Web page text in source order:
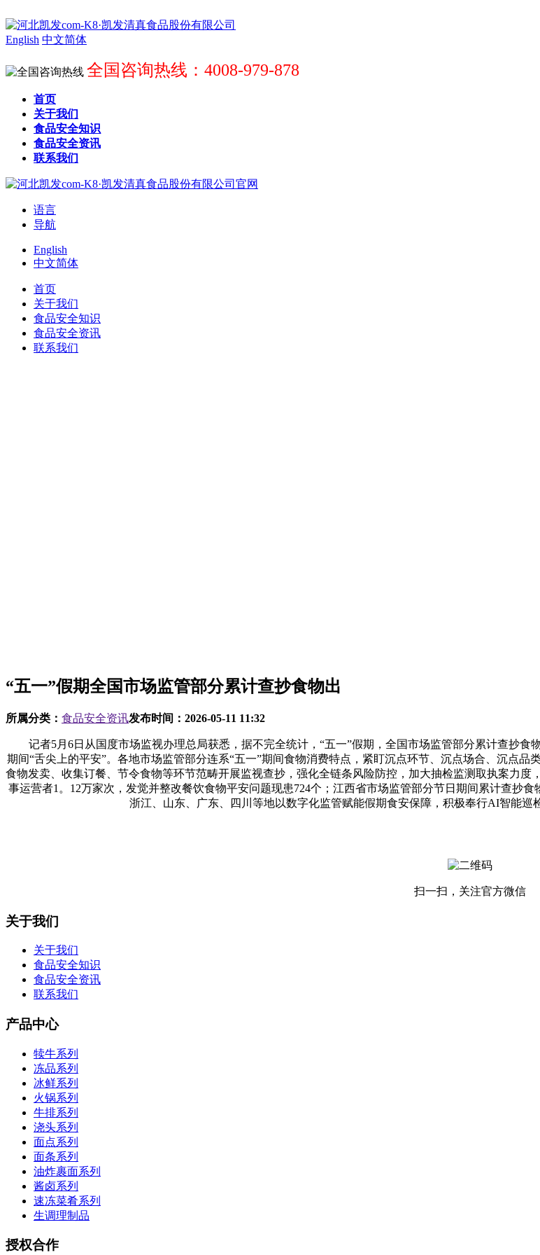
English 中文简体
全国咨询热线：4008-979-878
首页
关于我们
食品安全知识
食品安全资讯
联系我们
语言
导航
English
中文简体
首页
关于我们
食品安全知识
食品安全资讯
联系我们
“五一”假期全国市场监管部分累计查抄食物出
所属分类： 食品安全资讯发布时间： 2026-05-11 11:32
记者5月6日从国度市场监视办理总局获悉，据不完全统计，“五一”假期，全国市场监管部分累计查抄食
期间“舌尖上的平安”。各地市场监管部分连系“五一”期间食物消费特点，紧盯沉点环节、沉点场合、沉点
食物发卖、收集订餐、节令食物等环节范畴开展监视查抄，强化全链条风险防控，加大抽检监测取执案力
事运营者1。12万家次，发觉并整改餐饮食物平安问题现患724个；江西省市场监管部分节日期间累计查抄
浙江、山东、广东、四川等地以数字化监管赋能假期食安保障，积极奉行AI智能巡
扫一扫，关注官方微信
关于我们
关于我们
食品安全知识
食品安全资讯
联系我们
产品中心
犊牛系列
冻品系列
冰鲜系列
火锅系列
牛排系列
浇头系列
面点系列
面条系列
油炸裹面系列
酱卤系列
速冻菜肴系列
生调理制品
授权合作